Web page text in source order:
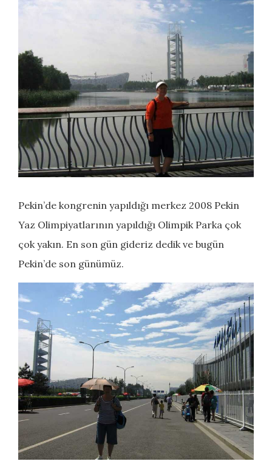
Pekin’de kongrenin yapıldığı merkez 2008 Pekin
Yaz Olimpiyatlarının yapıldığı Olimpik Parka çok
çok yakın. En son gün gideriz dedik ve bugün
Pekin’de son günümüz.